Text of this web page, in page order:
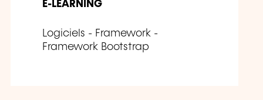
E-LEARNING
Logiciels - Framework -
Framework Bootstrap